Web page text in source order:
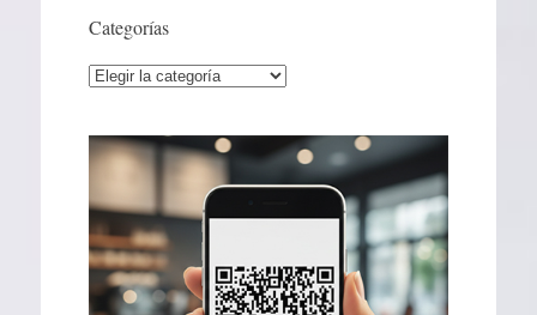
Categorías
Categorías